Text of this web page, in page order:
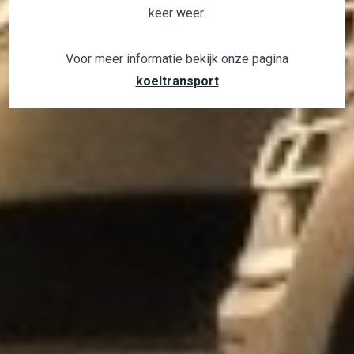
keer weer.
Voor meer informatie bekijk onze pagina
koeltransport